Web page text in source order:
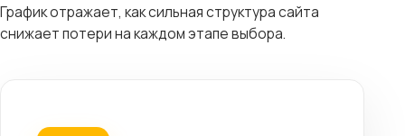
График отражает, как сильная структура сайта
снижает потери на каждом этапе выбора.